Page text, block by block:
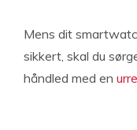
Mens dit
sikkert, skal du
håndled med en